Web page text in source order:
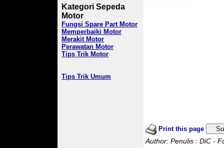
Kategori Sepeda
Motor
Fungsi Spare Part Motor
Memperbaiki Motor
Merakit Motor
Perawatan Motor
Tips Trik Motor
Tips Trik Umum
Print this page
Author: Penulis : DiC -